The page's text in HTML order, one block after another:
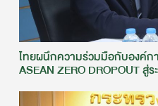
ไทยผนึกความร่วมมือกับองค์ก
ASEAN ZERO DROPOUT สู่